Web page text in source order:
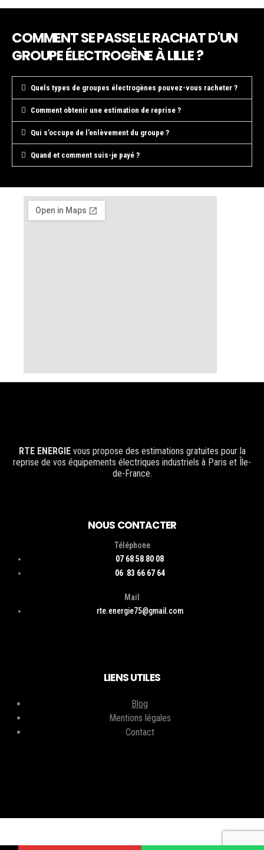
COMMENT SE PASSE LE RACHAT D'UN
GROUPE ÉLECTROGÈNE À LILLE ?
Quels types de groupes électrogènes pouvez-vous racheter ?
Comment obtenir une estimation de reprise ?
Qui s’occupe de l’enlèvement du groupe ?
Quand et comment suis-je payé ?
RTE ENERGIEvous propose des estimations gratuites pour la
reprise de vos équipements électriques industriels à Paris et Île-
de-France.
NOUS CONTACTER
Téléphone
07 68 58 80 08
06 83 66 67 64
Mail
rte.energie75@gmail.com
LIENS UTILES
Blog
Mentions légales
Contact